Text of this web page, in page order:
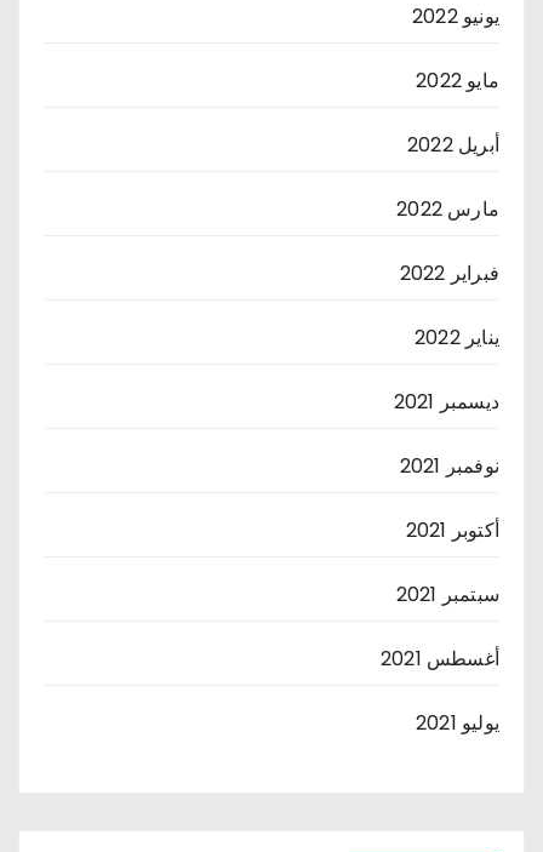
يونيو 2022
مايو 2022
أبريل 2022
مارس 2022
فبراير 2022
يناير 2022
ديسمبر 2021
نوفمبر 2021
أكتوبر 2021
سبتمبر 2021
أغسطس 2021
يوليو 2021